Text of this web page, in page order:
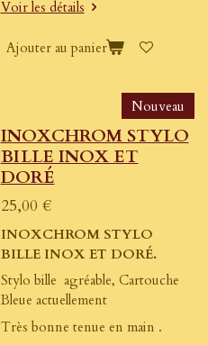
Voir les détails
Ajouter au panier
Nouveau
INOXCHROM STYLO
BILLE INOX ET
DORÉ
25,00 €
INOXCHROM STYLO
BILLE INOX ET DORÉ.
Stylo bille agréable, Cartouche
Bleue actuellement
Très bonne tenue en main .